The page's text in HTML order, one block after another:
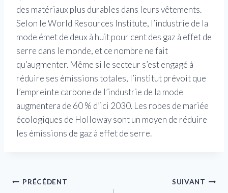
des matériaux plus durables dans leurs vêtements.
Selon le World Resources Institute, l’industrie de la
mode émet de deux à huit pour cent des gaz à effet de
serre dans le monde, et ce nombre ne fait
qu’augmenter. Même si le secteur s’est engagé à
réduire ses émissions totales, l’institut prévoit que
l’empreinte carbone de l’industrie de la mode
augmentera de 60 % d’ici 2030. Les robes de mariée
écologiques de Holloway sont un moyen de réduire
les émissions de gaz à effet de serre.
Navigation
PRÉCÉDENT SUIVANT